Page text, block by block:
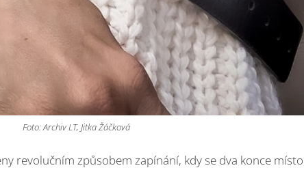
Foto: Archiv LT, Jitka Žáčková
revolučním způsobem zapínání, kdy se dva konce místo